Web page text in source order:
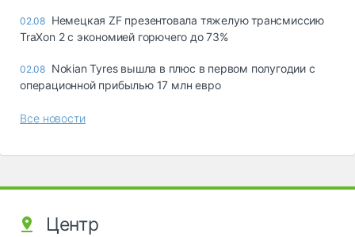
02.08 Немецкая ZF презентовала тяжелую трансмиссию
TraXon 2 с экономией горючего до 73%
02.08 Nokian Tyres вышла в плюс в первом полугодии с
операционной прибылью 17 млн евро
Все новости
Центр